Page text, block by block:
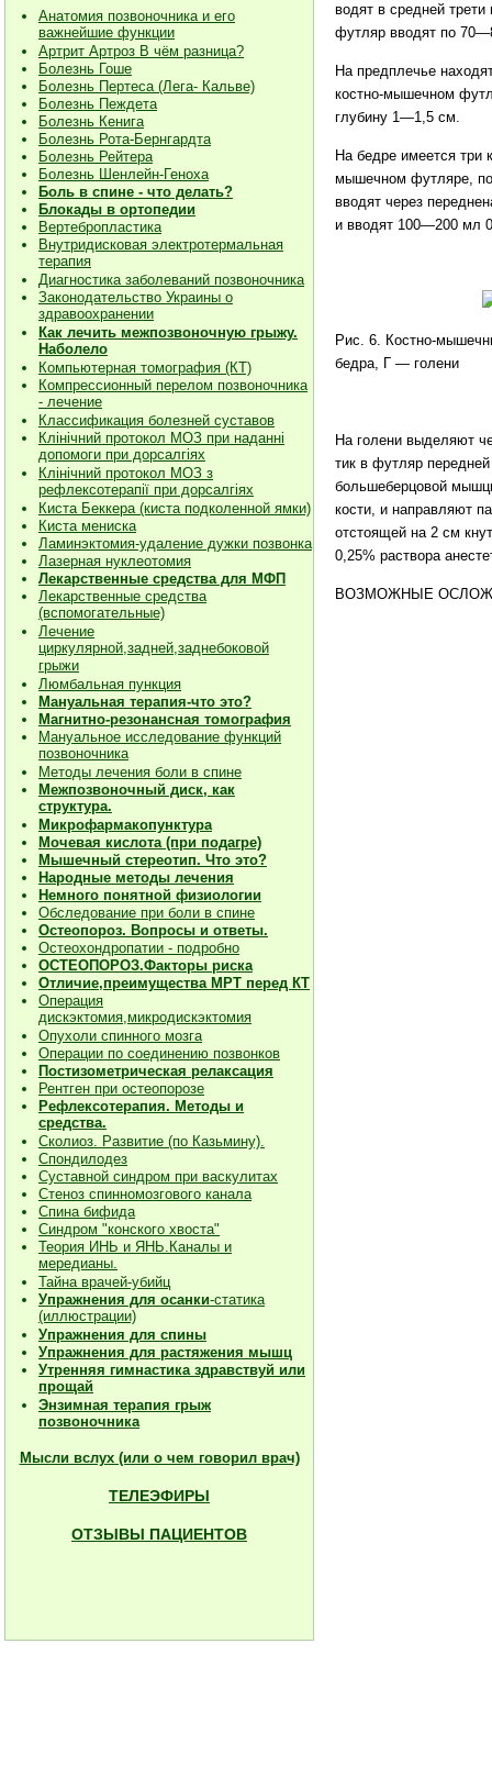
Анатомия позвоночника и его
важнейшие функции
Артрит Артроз В чём разница?
Болезнь Гоше
Болезнь Пертеса (Лега- Кальве)
Болезнь Пеждета
Болезнь Кенига
Болезнь Рота-Бернгардта
Болезнь Рейтера
Болезнь Шенлейн-Геноха
Боль в спине - что делать?
Блокады в ортопедии
Вертебропластика
Внутридисковая электротермальная
терапия
Диагностика заболеваний позвоночника
Законодательство Украины о
здравоохранении
Как лечить межпозвоночную грыжу.
Наболело
Компьютерная томография (КТ)
Компрессионный перелом позвоночника
- лечение
Классификация болезней суставов
Клiнiчний протокол МОЗ при наданнi
допомоги при дорсалгiях
Клiнiчний протокол МОЗ з
рефлексотерапiї при дорсалгіях
Киста Беккера (киста подколенной ямки)
Киста мениска
Ламинэктомия-удаление дужки позвонка
Лазерная нуклеотомия
Лекарственные средства для МФП
Лекарственные средства
(вспомогательные)
Лечение
циркулярной,задней,заднебоковой
грыжи
Люмбальная пункция
Мануальная терапия-что это?
Магнитно-резонансная томография
Мануальное исследование функций
позвоночника
Методы лечения боли в спине
Межпозвоночный диск, как
структура.
Микрофармакопунктура
Мочевая кислота (при подагре)
Мышечный стереотип. Что это?
Народные методы лечения
Немного понятной физиологии
Обследование при боли в спине
Остеопороз. Вопросы и ответы.
Остеохондропатии - подробно
ОСТЕОПОРОЗ.Факторы риска
Отличие,преимущества МРТ перед КТ
Операция
дискэктомия,микродискэктомия
Опухоли спинного мозга
Операции по соединению позвонков
Постизометрическая релаксация
Рентген при остеопорозе
Рефлексотерапия. Методы и
средства.
Сколиоз. Развитие (по Казьмину).
Спондилодез
Суставной синдром при васкулитах
Стеноз спинномозгового канала
Спина бифида
Синдром "конского хвоста"
Теория ИНЬ и ЯНЬ.Каналы и
мередианы.
Тайна врачей-убийц
Упражнения для осанки-статика
(иллюстрации)
Упражнения для спины
Упражнения для растяжения мышц
Утренняя гимнастика здравствуй или
прощай
Энзимная терапия грыж
позвоночника
Мысли вслух (или о чем говорил врач)
ТЕЛЕЭФИРЫ
ОТЗЫВЫ ПАЦИЕНТОВ
водят в средней
футляр вводят по
На предплечье
костно-мышечном
глубину 1—1,5 см.
На бедре имеется три
мышечном футляре,
вводят через
и вво­дят 100—200 мл
Рис. 6. Костно-
бедра, Г — голени
На голени выделяют
тик в футляр
большеберцо­вой
кости, и направляют
отстоящей на 2 см
0,25% раствора
ВОЗМОЖНЫЕ